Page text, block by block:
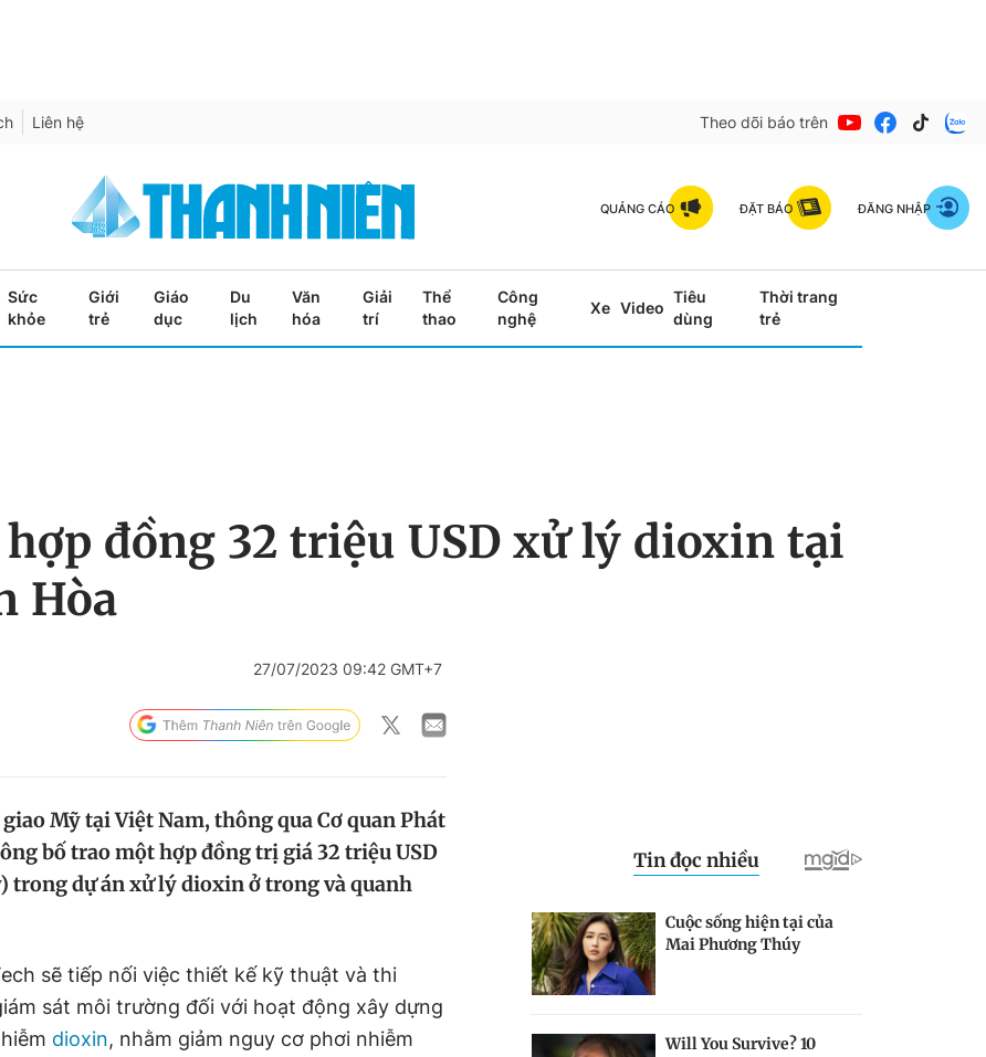
Liên hệ Theo dõi báo trên
QUẢNG CÁO ĐẶT BÁO ĐĂNG NHẬP
Sức
khỏe
Giới
trẻ
Giáo
dục
Du
lịch
Văn
hóa
Giải
trí
Thể
thao
Công
nghệ
Xe Video
Tiêu
dùng
Thời trang
trẻ
đồng 32 triệu USD xử lý dioxin tại
Hòa
27/07/2023 09:42 GMT+7
Mỹ tại Việt Nam, thông qua Cơ quan Phát
bố trao một hợp đồng trị giá 32 triệu USD
trong dự án xử lý dioxin ở trong và quanh
sẽ tiếp nối việc thiết kế kỹ thuật và thi
sát môi trường đối với hoạt động xây dựng
dioxin, nhằm giảm nguy cơ phơi nhiễm